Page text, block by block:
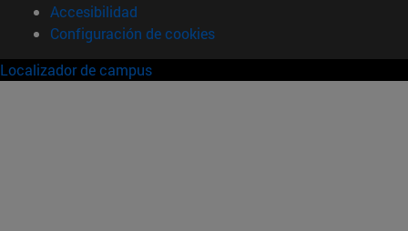
Accesibilidad
Configuración de cookies
Localizador de campus